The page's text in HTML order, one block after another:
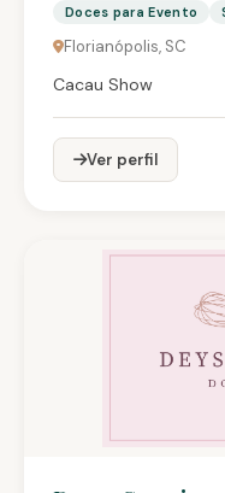
Doces para Evento
Florianópolis, SC
Cacau Show
Ver perfil